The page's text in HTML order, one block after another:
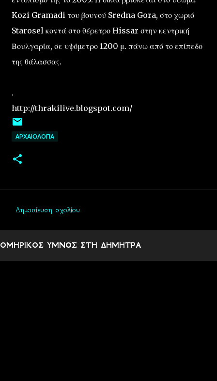
Kozi Gramadi του βουνού Sredna Gora, στο χωριό
Starosel κοντά στο θέρετρο Hissar στην κεντρική
Βουλγαρία, σε υψόμετρο 1200 μ. πάνω από το επίπεδο
της θάλασσας.
.
http://thrakilive.blogspot.com/
ΑΡΧΑΙΟΛΟΓΙΑ
ό
λ
Δημοσίευση σχολίου
ΟΜΗΡΙΚΟΣ ΥΜΝΟΣ ΣΤΗ ΔΗΜΗΤΡΑ